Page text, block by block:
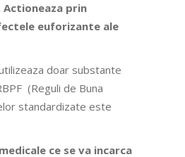
prin
euforizante ale
doar substante
(Reguli de Buna
standardizate este
ce se va incarca